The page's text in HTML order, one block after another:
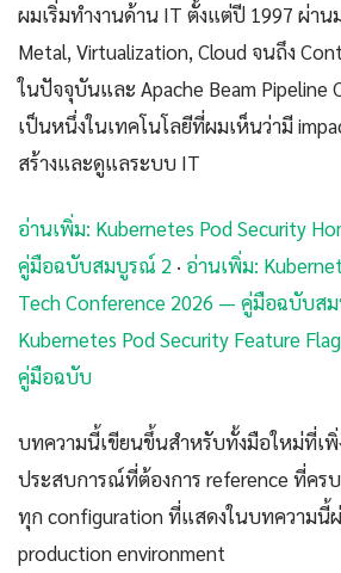
ผมเริ่มทำงานด้าน IT ตั้งแต่ปี 1997 ผ่าน
Metal, Virtualization, Cloud จนถึง
ในปัจจุบันและ Apache Beam Pipeline
เป็นหนึ่งในเทคโนโลยีที่ผมเห็นว่ามี
สร้างและดูแลระบบ IT
อ่านเพิ่ม: Kubernetes Pod Security
คู่มือฉบับสมบูรณ์ 2 · อ่านเพิ่ม:
Tech Conference 2026 — คู่มือฉบับส
Kubernetes Pod Security Feature
คู่มือฉบับ
บทความนี้เขียนขึ้นสำหรับทั้งมือใหม่ที่เ
ประสบการณ์ที่ต้องการ reference ที่คร
ทุก configuration ที่แสดงในบทความนี้
production environment